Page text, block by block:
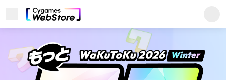
メニューを開く